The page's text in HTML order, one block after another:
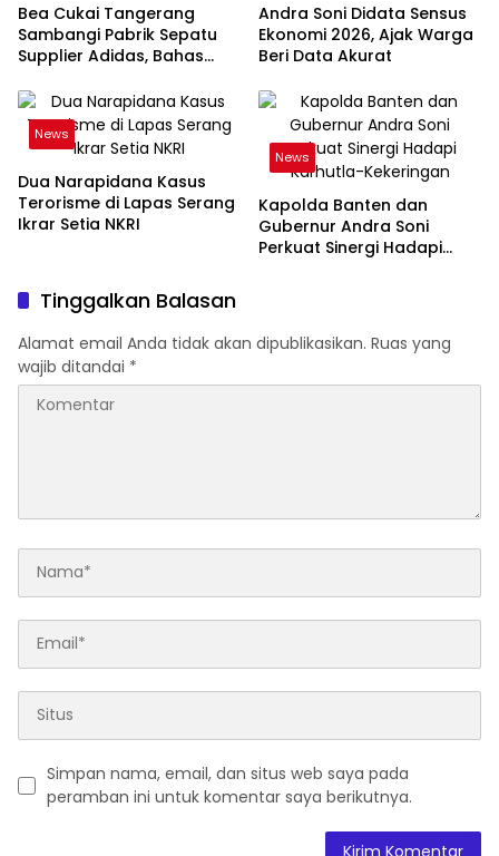
Bea Cukai Tangerang
Sambangi Pabrik Sepatu
Supplier Adidas, Bahas
Andra Soni Didata Sensus
Ekonomi 2026, Ajak Warga
Beri Data Akurat
News
Dua Narapidana Kasus
Terorisme di Lapas Serang
Ikrar Setia NKRI
News
Kapolda Banten dan
Gubernur Andra Soni
Perkuat Sinergi Hadapi
Tinggalkan Balasan
Alamat email Anda tidak akan dipublikasikan. Ruas yang
wajib ditandai *
Simpan nama, email, dan situs web saya pada
peramban ini untuk komentar saya berikutnya.